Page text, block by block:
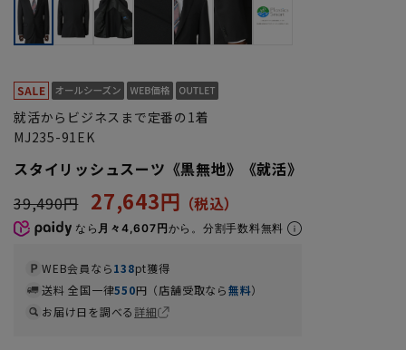
就活からビジネスまで定番の1着
MJ235-91EK
スタイリッシュスーツ《黒無地》《就活》
39,490円
27,643円
なら 月々4,607円から。分割手数料無料
WEB会員なら138pt獲得
送料 全国一律550円（店舗受取なら無料）
お届け日を調べる詳細